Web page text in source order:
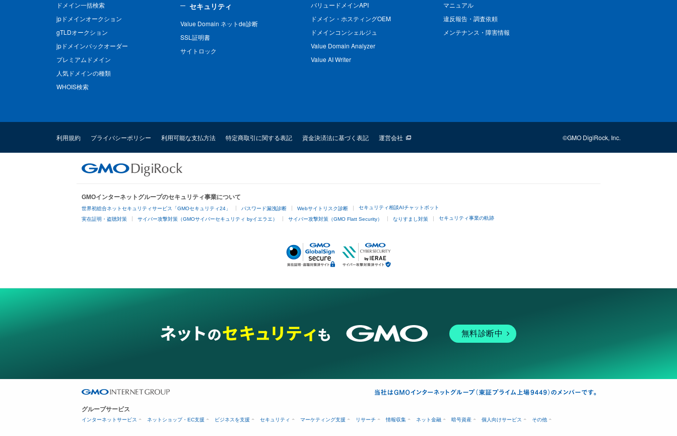
ドメイン一括検索
jpドメインオークション
gTLDオークション
jpドメインバックオーダー
プレミアムドメイン
人気ドメインの種類
WHOIS検索
セキュリティ
Value Domain ネットde診断
SSL証明書
サイトロック
バリュードメインAPI
ドメイン・ホスティングOEM
ドメインコンシェルジュ
Value Domain Analyzer
Value AI Writer
マニュアル
違反報告・調査依頼
メンテナンス・障害情報
利用規約 プライバシーポリシー 利用可能な支払方法 特定商取引に関する表記 資金決済法に基づく表記 運営会社 ©GMO DigiRock, Inc.
GMOインターネットグループのセキュリティ事業について
世界初総合ネットセキュリティサービス「GMOセキュリティ24」 パスワード漏洩診断 Webサイトリスク診断 セキュリティ相談AIチャットボット
実在証明・盗聴対策 サイバー攻撃対策（GMOサイバーセキュリティ byイエラエ） サイバー攻撃対策（GMO Flatt Security） なりすまし対策 セキュリティ事業の軌跡
無料診断中
グループサービス
インターネットサービス ネットショップ・EC支援 ビジネスを支援 セキュリティ マーケティング支援 リサーチ 情報収集 ネット金融 暗号資産 個人向けサービス その他